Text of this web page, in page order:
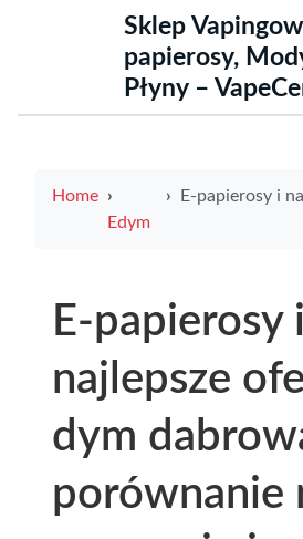
Sklep
papierosy,
Płyny –
Home
Edym
E-papierosy i najlepsze oferty e dym dabrowa,
E-papierosy i
najlepsze
dym
porównanie